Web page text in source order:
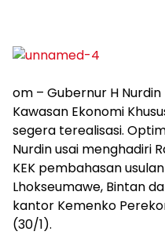
om – Gubernur H
Kawasan Ekonomi
segera terealisasi.
Nurdin usai menghadiri
KEK pembahasan
Lhokseumawe, Bintan
kantor Kemenko
(30/1).